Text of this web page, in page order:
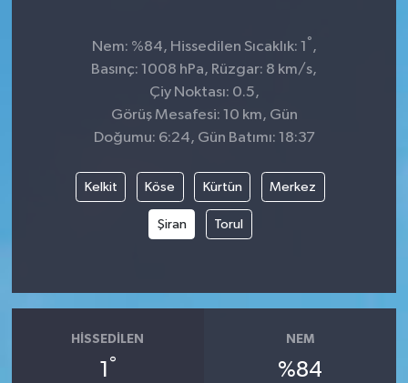
Nem: %84, Hissedilen Sıcaklık: 1 ° ,
Basınç: 1008 hPa, Rüzgar: 8 km/s,
Çiy Noktası: 0.5,
Görüş Mesafesi: 10 km, Gün
Doğumu: 6:24, Gün Batımı: 18:37
Kelkit Köse Kürtün Merkez
Şiran Torul
HISSEDILEN
1 °
NEM
%84